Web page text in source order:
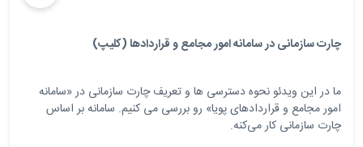
چارت سازمانی در سامانه امور مجامع و قراردادها (کلیپ)
ما در این ویدئو نحوه دسترسی ها و تعریف چارت سازمانی در «سامانه
امور مجامع و قراردادهای پویا» رو بررسی می کنیم. سامانه بر اساس
چارت سازمانی کار می‌کنه.